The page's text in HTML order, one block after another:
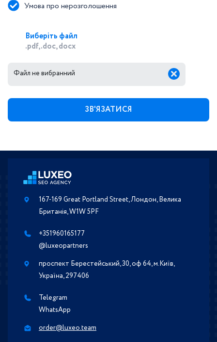
Умова про нерозголошення
Виберіть файл
.pdf, .doc, docx
Файл не вибранний
167-169 Great Portland Street, Лондон, Велика
Британія, W1W 5PF
+351960165177
@luxeopartners
проспект Берестейський, 30, оф 64, м.Київ,
Україна, 297406
Telegram
WhatsApp
order@luxeo.team